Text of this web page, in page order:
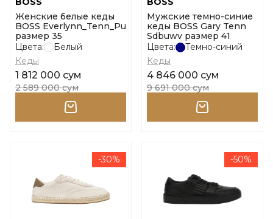
Женские белые кеды
BOSS Everlynn_Tenn_Pu
размер 35
Цвета:
Белый
Кеды
1 812 000 сум
2 589 000 сум
Мужские темно-синие
кеды BOSS Gary Tenn
Sdbuwv размер 41
Цвета:
Темно-синий
Кеды
4 846 000 сум
9 691 000 сум
-30% -50%